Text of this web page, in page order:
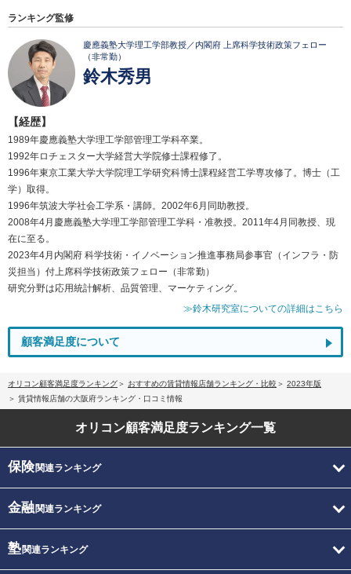
ランキング監修
慶應義塾大学理工学部教授／内閣府 上席科学技術政策フェロー
（非常勤）
鈴木秀男
【経歴】
1989年慶應義塾大学理工学部管理工学科卒業。
1992年ロチェスター大学経営大学院修士課程修了。
1996年東京工業大学大学院理工学研究科博士課程経営工学専攻修了。博士（工
学）取得。
1996年筑波大学社会工学系・講師。2002年6月同助教授。
2008年4月慶應義塾大学理工学部管理工学科・准教授。2011年4月同教授、現
在に至る。
2023年4月内閣府 科学技術・イノベーション推進事務局参事官（インフラ・防
災担当）付上席科学技術政策フェロー（非常勤）
研究分野は応用統計解析、品質管理、マーケティング。
≫鈴木研究室についての詳細はこちら
顧客満足度について
オリコン顧客満足度ランキング おすすめの賃貸情報店舗ランキング・比較
2023年版
賃貸情報店舗の大阪府ランキング・口コミ情報
オリコン顧客満足度ランキング一覧
保険関連ランキング
金融関連ランキング
塾関連ランキング